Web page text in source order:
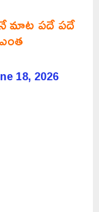
మాట పదే పదే
18, 2026